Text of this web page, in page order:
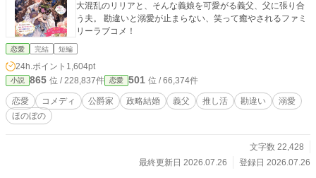
大混乱のリリアと、そんな義娘を可愛がる義父、父に張り合
う夫。 勘違いと溺愛が止まらない、笑って癒やされるファミ
リーラブコメ！
恋愛 完結 短編
24h.ポイント 1,604pt
小説 865 位 / 228,837件 恋愛 501 位 / 66,374件
恋愛 コメディ 公爵家 政略結婚 義父 推し活 勘違い
溺愛
ほのぼの
文字数 22,428
最終更新日 2026.07.26
登録日 2026.07.26